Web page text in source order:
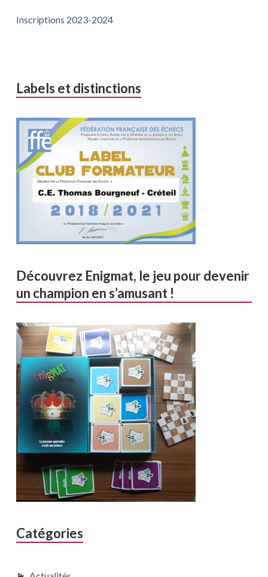
Inscriptions 2023-2024
Labels et distinctions
Découvrez Enigmat, le jeu pour devenir
un champion en s’amusant !
Catégories